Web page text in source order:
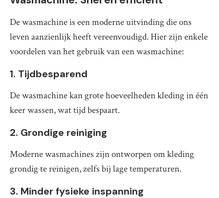
De wasmachine is een moderne uitvinding die ons
leven aanzienlijk heeft vereenvoudigd. Hier zijn enkele
voordelen van het gebruik van een wasmachine:
1. Tijdbesparend
De wasmachine kan grote hoeveelheden kleding in één
keer wassen, wat tijd bespaart.
2. Grondige reiniging
Moderne wasmachines zijn ontworpen om kleding
grondig te reinigen, zelfs bij lage temperaturen.
3. Minder fysieke inspanning